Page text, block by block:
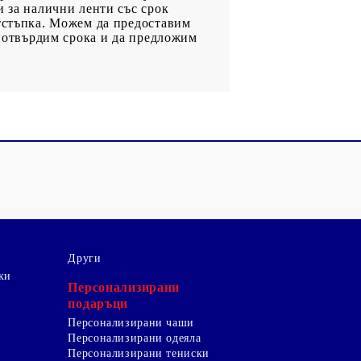
налични ленти със срок
Можем да предоставим
срока и да предложим
Други
Персонализирани
подаръци
Персонализирани чаши
Персонализирани одеяла
Персонализирани тениски